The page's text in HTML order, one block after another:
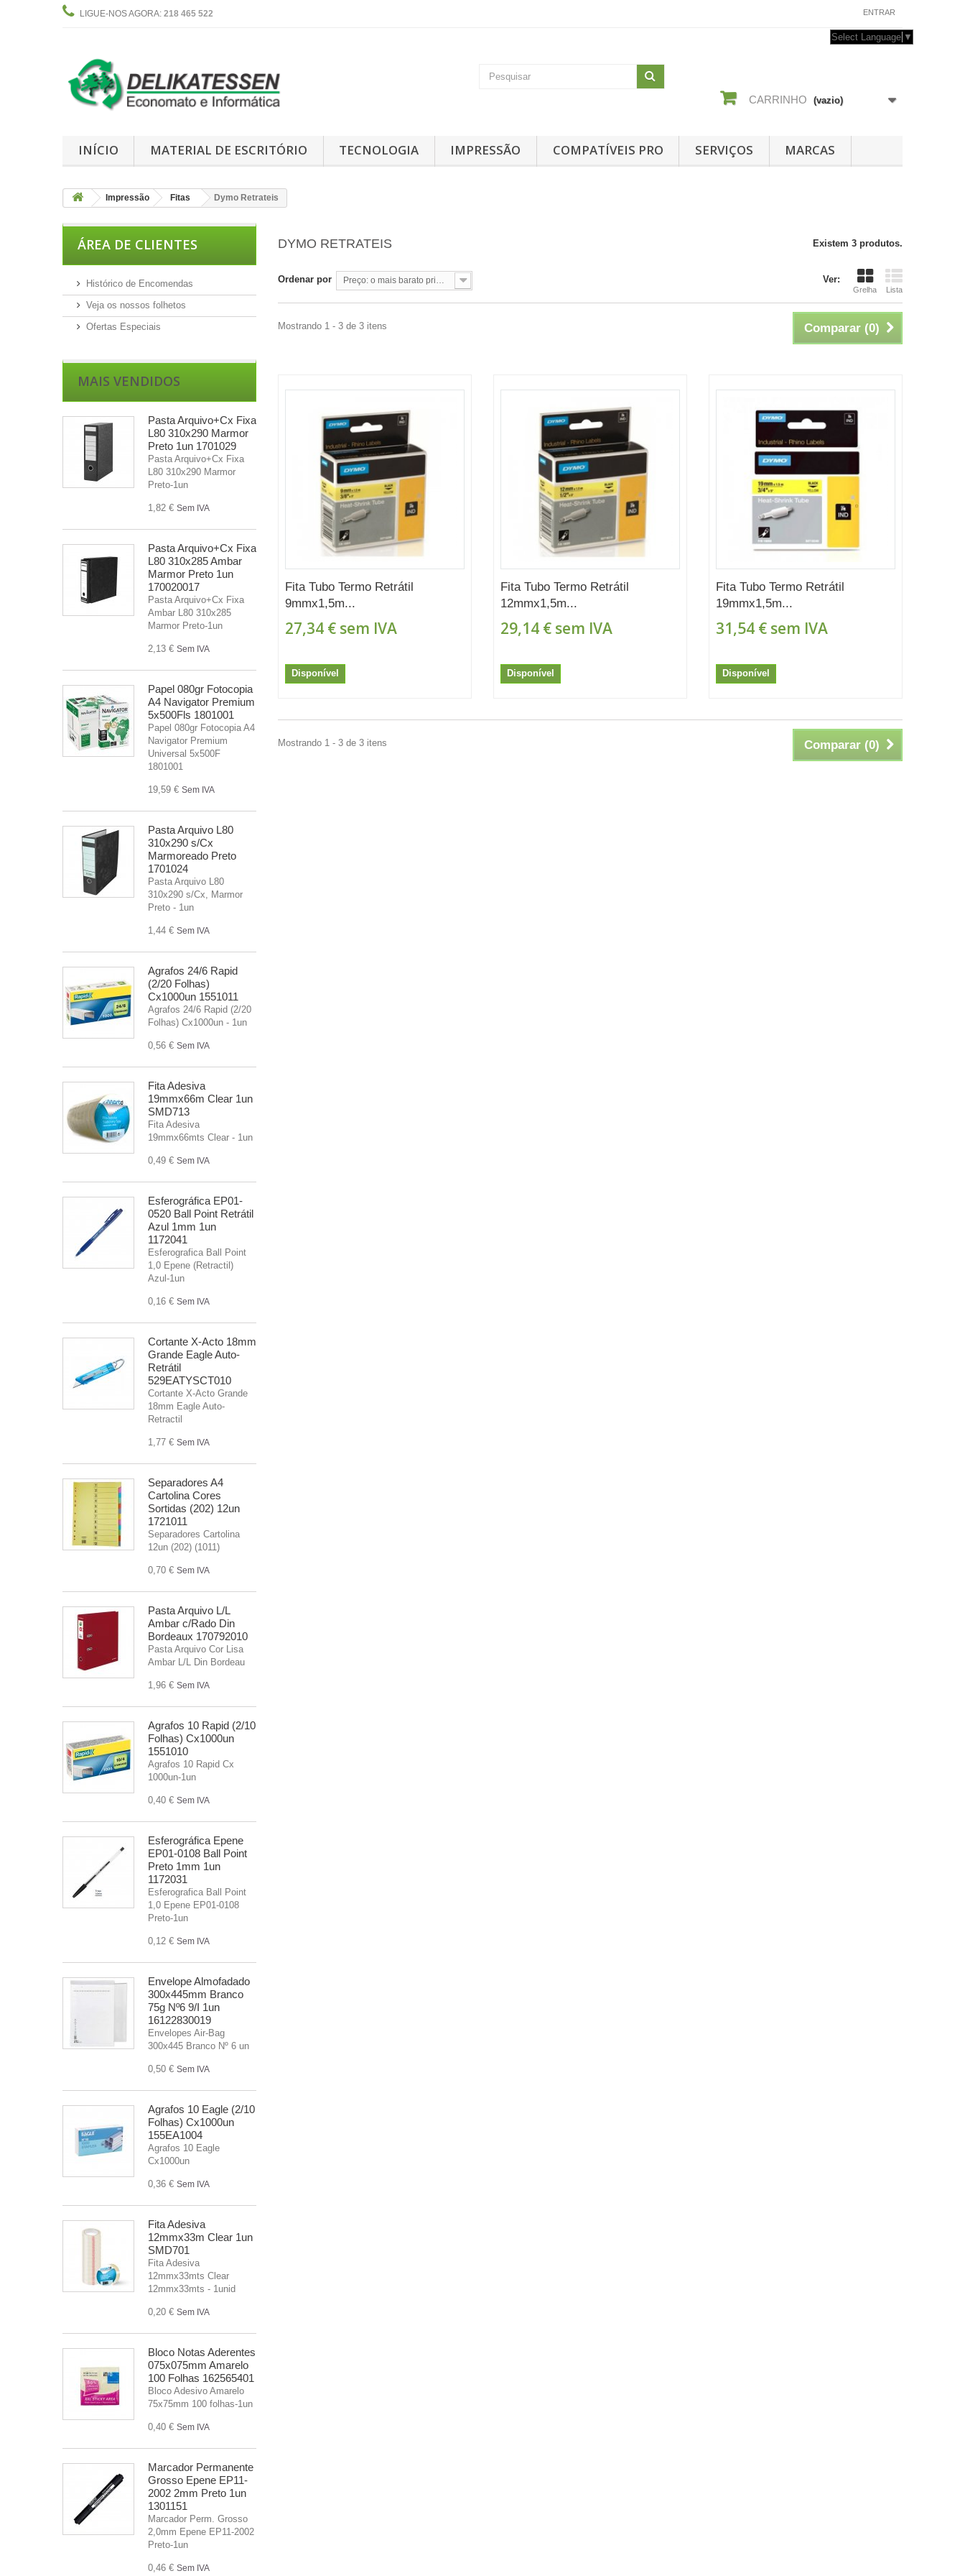
ENTRAR
LIGUE-NOS AGORA: 218 465 522
Select Language ▼
CARRINHO (vazio)
INÍCIO MATERIAL DE ESCRITÓRIO TECNOLOGIA IMPRESSÃO COMPATÍVEIS PRO SERVIÇOS MARCAS
Impressão Fitas Dymo Retrateis
ÁREA DE CLIENTES
Histórico de Encomendas
Veja os nossos folhetos
Ofertas Especiais
MAIS VENDIDOS
Pasta Arquivo+Cx Fixa
L80 310x290 Marmor
Preto 1un 1701029
Pasta Arquivo+Cx Fixa
L80 310x290 Marmor
Preto-1un
1,82 € Sem IVA
Pasta Arquivo+Cx Fixa
L80 310x285 Ambar
Marmor Preto 1un
170020017
Pasta Arquivo+Cx Fixa
Ambar L80 310x285
Marmor Preto-1un
2,13 € Sem IVA
Papel 080gr Fotocopia
A4 Navigator Premium
5x500Fls 1801001
Papel 080gr Fotocopia A4
Navigator Premium
Universal 5x500F
1801001
19,59 € Sem IVA
Pasta Arquivo L80
310x290 s/Cx
Marmoreado Preto
1701024
Pasta Arquivo L80
310x290 s/Cx, Marmor
Preto - 1un
1,44 € Sem IVA
Agrafos 24/6 Rapid
(2/20 Folhas)
Cx1000un 1551011
Agrafos 24/6 Rapid (2/20
Folhas) Cx1000un - 1un
0,56 € Sem IVA
Fita Adesiva
19mmx66m Clear 1un
SMD713
Fita Adesiva
19mmx66mts Clear - 1un
0,49 € Sem IVA
Esferográfica EP01-
0520 Ball Point Retrátil
Azul 1mm 1un
1172041
Esferografica Ball Point
1,0 Epene (Retractil)
Azul-1un
0,16 € Sem IVA
Cortante X-Acto 18mm
Grande Eagle Auto-
Retrátil
529EATYSCT010
Cortante X-Acto Grande
18mm Eagle Auto-
Retractil
1,77 € Sem IVA
Separadores A4
Cartolina Cores
Sortidas (202) 12un
1721011
Separadores Cartolina
12un (202) (1011)
0,70 € Sem IVA
Pasta Arquivo L/L
Ambar c/Rado Din
Bordeaux 170792010
Pasta Arquivo Cor Lisa
Ambar L/L Din Bordeau
1,96 € Sem IVA
Agrafos 10 Rapid (2/10
Folhas) Cx1000un
1551010
Agrafos 10 Rapid Cx
1000un-1un
0,40 € Sem IVA
Esferográfica Epene
EP01-0108 Ball Point
Preto 1mm 1un
1172031
Esferografica Ball Point
1,0 Epene EP01-0108
Preto-1un
0,12 € Sem IVA
Envelope Almofadado
300x445mm Branco
75g Nº6 9/I 1un
16122830019
Envelopes Air-Bag
300x445 Branco Nº 6 un
0,50 € Sem IVA
Agrafos 10 Eagle (2/10
Folhas) Cx1000un
155EA1004
Agrafos 10 Eagle
Cx1000un
0,36 € Sem IVA
Fita Adesiva
12mmx33m Clear 1un
SMD701
Fita Adesiva
12mmx33mts Clear
12mmx33mts - 1unid
0,20 € Sem IVA
Bloco Notas Aderentes
075x075mm Amarelo
100 Folhas 162565401
Bloco Adesivo Amarelo
75x75mm 100 folhas-1un
0,40 € Sem IVA
Marcador Permanente
Grosso Epene EP11-
2002 2mm Preto 1un
1301151
Marcador Perm. Grosso
2,0mm Epene EP11-2002
Preto-1un
0,46 € Sem IVA
DYMO RETRATEIS Existem 3 produtos.
Ver:
Grelha Lista
Ordenar por
Comparar (0)
Mostrando 1 - 3 de 3 itens
Fita Tubo Termo Retrátil
9mmx1,5m...
27,34 € sem IVA
Disponível
Fita Tubo Termo Retrátil
12mmx1,5m...
29,14 €sem IVA
Disponível
Fita Tubo Termo Retrátil
19mmx1,5m...
31,54 €sem IVA
Disponível
Comparar (0)
Mostrando 1 - 3 de 3 itens